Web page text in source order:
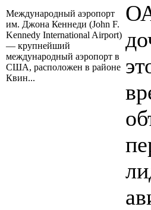
Международный аэропорт
им. Джона Кеннеди (John F.
Kennedy International Airport)
— крупнейший
международный аэропорт в
США, расположен в районе
Квин...